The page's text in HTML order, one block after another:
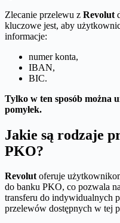
Zlecanie przelewu z Revolut
kluczowe jest, aby
informacje:
numer konta,
IBAN,
BIC.
Tylko w ten sposób można
pomyłek.
Jakie są rodzaje
PKO?
Revolutoferuje
do banku PKO, co pozwala
transferu do indywidualnych
przelewów dostępnych w tej